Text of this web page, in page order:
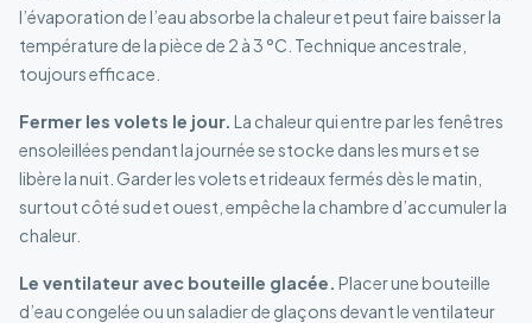
l’évaporation de l’eau absorbe la chaleur et peut faire baisser la
température de la pièce de 2 à 3 °C. Technique ancestrale,
toujours efficace.
Fermer les volets le jour. La chaleur qui entre par les fenêtres
ensoleillées pendant la journée se stocke dans les murs et se
libère la nuit. Garder les volets et rideaux fermés dès le matin,
surtout côté sud et ouest, empêche la chambre d’accumuler la
chaleur.
Le ventilateur avec bouteille glacée. Placer une bouteille
d’eau congelée ou un saladier de glaçons devant le ventilateur